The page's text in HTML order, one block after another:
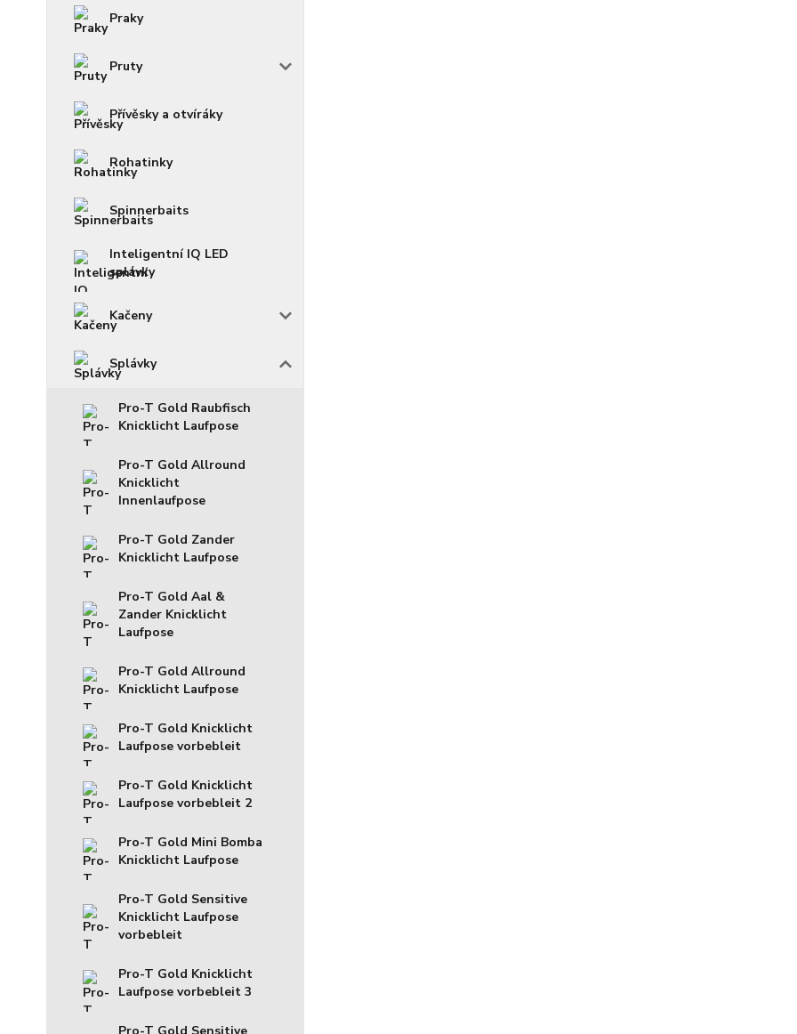
Praky
Pruty
Přívěsky a otvíráky
Rohatinky
Spinnerbaits
Inteligentní IQ LED
splávky
Kačeny
Splávky
Pro-T Gold Raubfisch
Knicklicht Laufpose
Pro-T Gold Allround
Knicklicht
Innenlaufpose
Pro-T Gold Zander
Knicklicht Laufpose
Pro-T Gold Aal &
Zander Knicklicht
Laufpose
Pro-T Gold Allround
Knicklicht Laufpose
Pro-T Gold Knicklicht
Laufpose vorbebleit
Pro-T Gold Knicklicht
Laufpose vorbebleit 2
Pro-T Gold Mini Bomba
Knicklicht Laufpose
Pro-T Gold Sensitive
Knicklicht Laufpose
vorbebleit
Pro-T Gold Knicklicht
Laufpose vorbebleit 3